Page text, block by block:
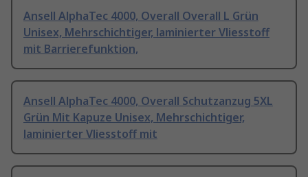
Ansell AlphaTec 4000, Overall Overall L Grün
Unisex, Mehrschichtiger, laminierter Vliesstoff
mit Barrierefunktion,
Ansell AlphaTec 4000, Overall Schutzanzug 5XL
Grün Mit Kapuze Unisex, Mehrschichtiger,
laminierter Vliesstoff mit